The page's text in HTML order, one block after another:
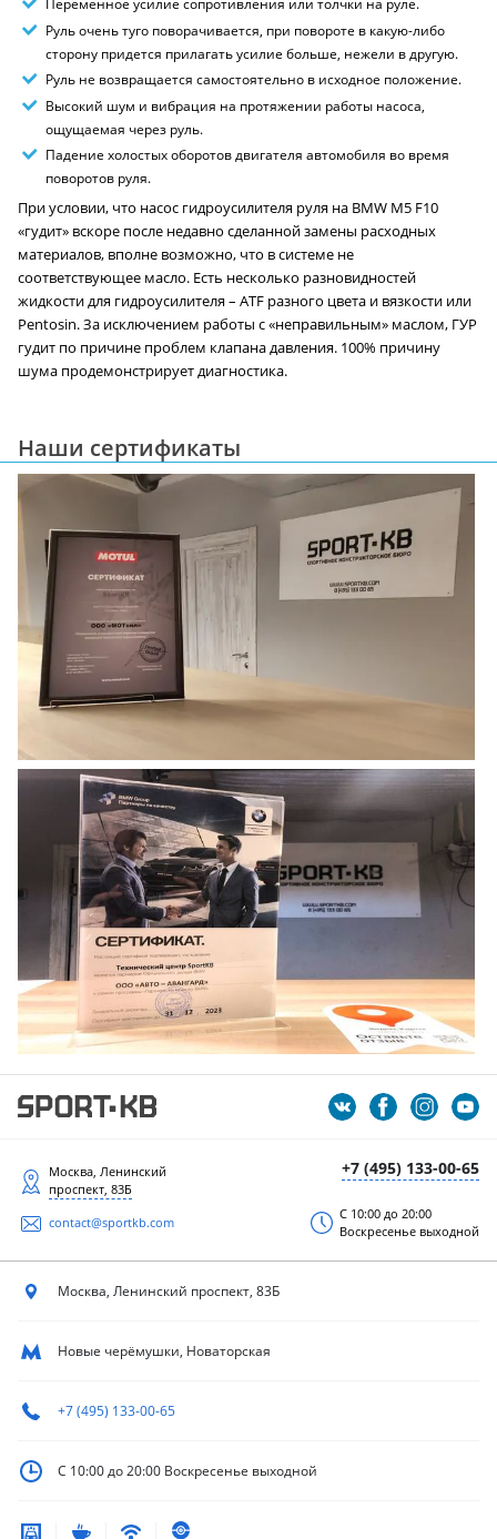
Переменное усилие сопротивления или толчки на руле.
Руль очень туго поворачивается, при повороте в какую-либо
сторону придется прилагать усилие больше, нежели в другую.
Руль не возвращается самостоятельно в исходное положение.
Высокий шум и вибрация на протяжении работы насоса,
ощущаемая через руль.
Падение холостых оборотов двигателя автомобиля во время
поворотов руля.
При условии, что насос гидроусилителя руля на BMW M5 F10
«гудит» вскоре после недавно сделанной замены расходных
материалов, вполне возможно, что в системе не
соответствующее масло. Есть несколько разновидностей
жидкости для гидроусилителя – ATF разного цвета и вязкости или
Pentosin. За исключением работы с «неправильным» маслом, ГУР
гудит по причине проблем клапана давления. 100% причину
шума продемонстрирует диагностика.
Наши сертификаты
+7 (495) 133-00-65
Москва, Ленинский
проспект, 83Б
contact@sportkb.com
С 10:00 до 20:00
Воскресенье выходной
Москва, Ленинский проспект, 83Б
Новые черёмушки, Новаторская
+7 (495) 133-00-65
С 10:00 до 20:00 Воскресенье выходной